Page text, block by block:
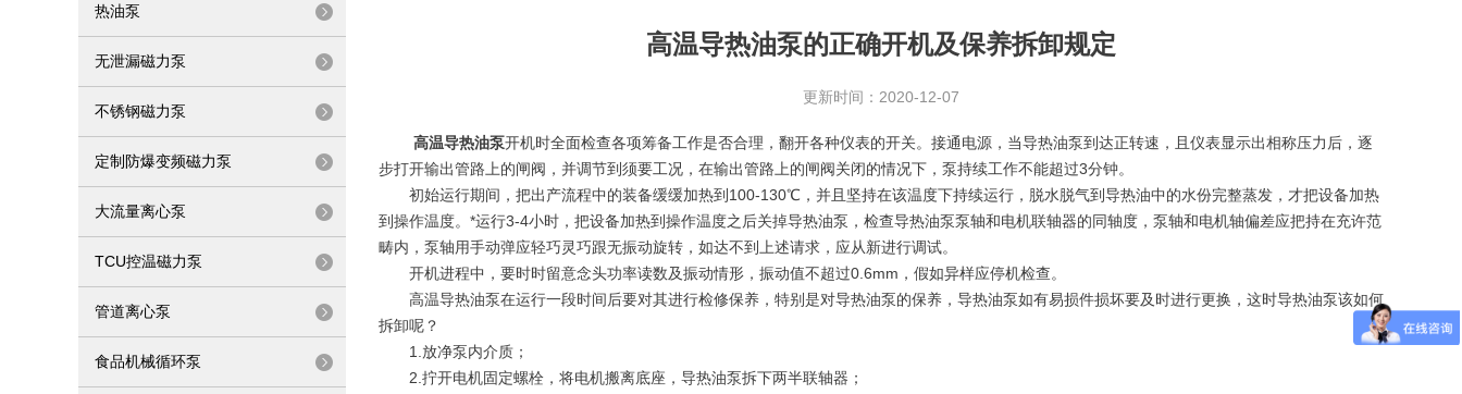
热油泵
无泄漏磁力泵
不锈钢磁力泵
定制防爆变频磁力泵
大流量离心泵
TCU控温磁力泵
管道离心泵
食品机械循环泵
高温导热油泵的正确开机及保养拆卸规定
更新时间：2020-12-07
高温导热油泵开机时全面检查各项筹备工作是否合理，翻开各种仪表的开关。接通电源，当导热油泵到达正转速，且仪表显示出相称压力后，逐
步打开输出管路上的闸阀，并调节到须要工况，在输出管路上的闸阀关闭的情况下，泵持续工作不能超过3分钟。
初始运行期间，把出产流程中的装备缓缓加热到100-130℃，并且坚持在该温度下持续运行，脱水脱气到导热油中的水份完整蒸发，才把设备加热
到操作温度。*运行3-4小时，把设备加热到操作温度之后关掉导热油泵，检查导热油泵泵轴和电机联轴器的同轴度，泵轴和电机轴偏差应把持在充许范
畴内，泵轴用手动弹应轻巧灵巧跟无振动旋转，如达不到上述请求，应从新进行调试。
开机进程中，要时时留意念头功率读数及振动情形，振动值不超过0.6mm，假如异样应停机检查。
高温导热油泵在运行一段时间后要对其进行检修保养，特别是对导热油泵的保养，导热油泵如有易损件损坏要及时进行更换，这时导热油泵该如何
拆卸呢？
1.放净泵内介质；
2.拧开电机固定螺栓，将电机搬离底座，导热油泵拆下两半联轴器；